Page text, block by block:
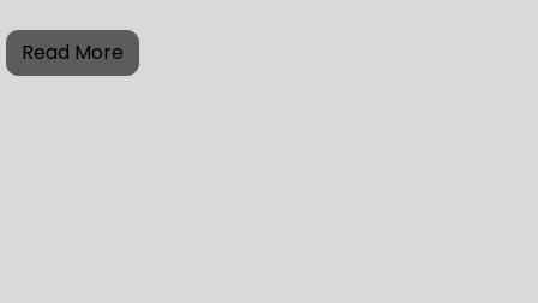
Read More